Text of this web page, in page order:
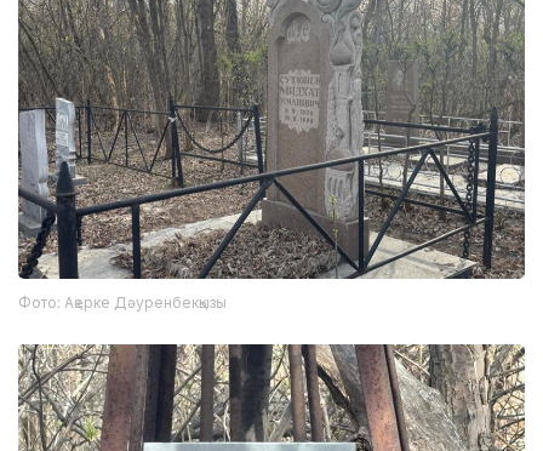
Фото: Ақерке Дәуренбекқызы